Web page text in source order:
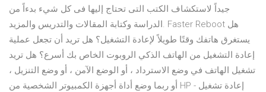
جيداً لاستكشاف الكتب التى تحتاج إليها فى كل شيء بدءاً من
الدراسة وكتابة المقالات والتدريس والمزيد. Faster Reboot هل
يستغرق هاتفك وقتًا طويلاً لإعادة التشغيل؟ هل تريد أن تجعل عملية
إعادة التشغيل من الهاتف الذكي الروبوت الخاص بك أسرع؟ هل تريد
تشغيل الهاتف في وضع الاسترداد ، أو الوضع الآمن ، أو وضع التنزيل ،
أو ربما وضع أداة أجهزة الكمبيوتر الشخصية من HP - إعادة تشغيل